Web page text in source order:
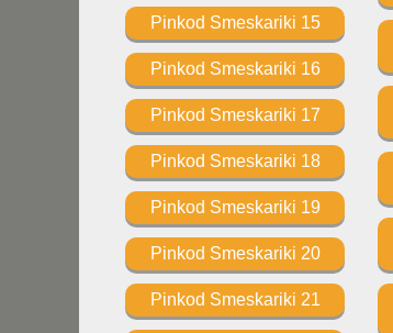
Pinkod Smeskariki 15
Pinkod Smeskariki 16
Pinkod Smeskariki 17
Pinkod Smeskariki 18
Pinkod Smeskariki 19
Pinkod Smeskariki 20
Pinkod Smeskariki 21